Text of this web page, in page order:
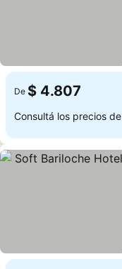
De $ 4.807
Consultá los precios de